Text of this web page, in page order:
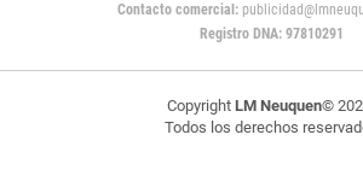
Contacto comercial:
Registro DNA: 97810291
Copyright LM Neuquen©
Todos los derechos